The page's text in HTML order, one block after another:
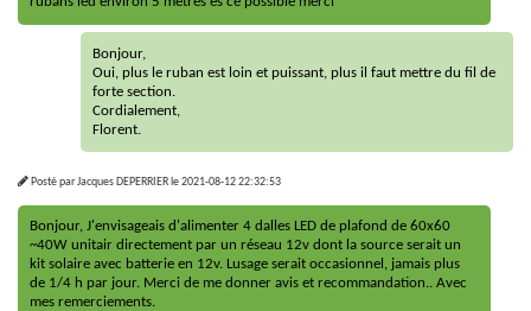
Bonjour,
Oui, plus le ruban est loin et puissant, plus il faut mettre du fil de
forte section.
Cordialement,
Florent.
Posté parJacques DEPERRIERle2021-08-12 22:32:53
Bonjour, J'envisageais d'alimenter 4 dalles LED de plafond de 60x60
~40W unitair directement par un réseau 12v dont la source serait un
kit solaire avec batterie en 12v. Lusage serait occasionnel, jamais plus
de 1/4 h par jour. Merci de me donner avis et recommandation.. Avec
mes remerciements.